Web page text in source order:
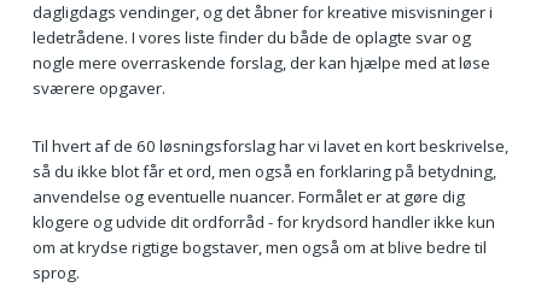
dagligdags vendinger, og det åbner for kreative misvisninger i
ledetrådene. I vores liste finder du både de oplagte svar og
nogle mere overraskende forslag, der kan hjælpe med at løse
sværere opgaver.
Til hvert af de 60 løsningsforslag har vi lavet en kort beskrivelse,
så du ikke blot får et ord, men også en forklaring på betydning,
anvendelse og eventuelle nuancer. Formålet er at gøre dig
klogere og udvide dit ordforråd - for krydsord handler ikke kun
om at krydse rigtige bogstaver, men også om at blive bedre til
sprog.